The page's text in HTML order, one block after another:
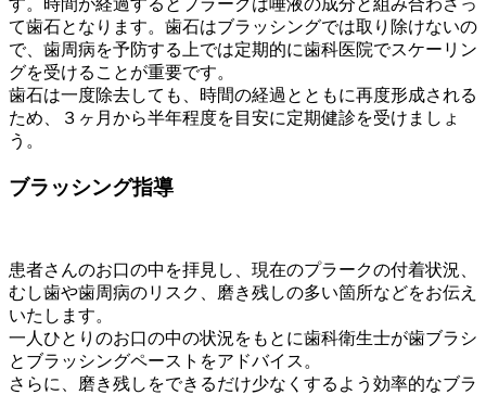
す。時間が経過するとプラークは唾液の成分と組み合わさっ
て歯石となります。歯石はブラッシングでは取り除けないの
で、歯周病を予防する上では定期的に歯科医院でスケーリン
グを受けることが重要です。
歯石は一度除去しても、時間の経過とともに再度形成される
ため、３ヶ月から半年程度を目安に定期健診を受けましょ
う。
ブラッシング指導
患者さんのお口の中を拝見し、現在のプラークの付着状況、
むし歯や歯周病のリスク、磨き残しの多い箇所などをお伝え
いたします。
一人ひとりのお口の中の状況をもとに歯科衛生士が歯ブラシ
とブラッシングペーストをアドバイス。
さらに、磨き残しをできるだけ少なくするよう効率的なブラ